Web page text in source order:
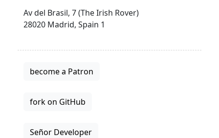
Av del Brasil, 7 (The Irish Rover)
28020 Madrid, Spain 1
become a Patron
fork on GitHub
Señor Developer